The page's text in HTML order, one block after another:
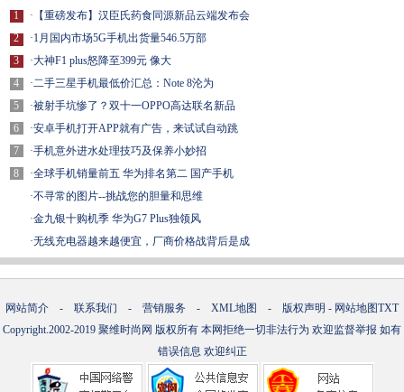
1
2
3
4
5
6
7
8
· 【重磅发布】汉臣氏药食同源新品云端发布会
·1月国内市场5G手机出货量546.5万部
·大神F1 plus怒降至399元 像大
·二手三星手机最低价汇总：Note 8沦为
·被射手坑惨了？双十一OPPO高达联名新品
·安卓手机打开APP就有广告，来试试自动跳
·手机意外进水处理技巧及保养小妙招
·全球手机销量前五 华为排名第二 国产手机
·不寻常的图片--挑战您的胆量和思维
·金九银十购机季 华为G7 Plus独领风
·无线充电器越来越便宜，厂商价格战背后是成
网站简介 - 联系我们 - 营销服务 - XML地图 - 版权声明 - 网站地图TXT
Copyright.2002-2019 聚维时尚网 版权所有 本网拒绝一切非法行为 欢迎监督举报 如有
错误信息 欢迎纠正